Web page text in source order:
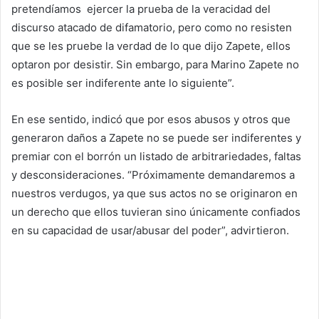
pretendíamos ejercer la prueba de la veracidad del
discurso atacado de difamatorio, pero como no resisten
que se les pruebe la verdad de lo que dijo Zapete, ellos
optaron por desistir. Sin embargo, para Marino Zapete no
es posible ser indiferente ante lo siguiente”.
En ese sentido, indicó que por esos abusos y otros que
generaron daños a Zapete no se puede ser indiferentes y
premiar con el borrón un listado de arbitrariedades, faltas
y desconsideraciones. “Próximamente demandaremos a
nuestros verdugos, ya que sus actos no se originaron en
un derecho que ellos tuvieran sino únicamente confiados
en su capacidad de usar/abusar del poder”, advirtieron.